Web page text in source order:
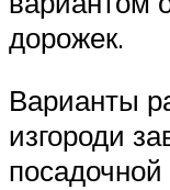
дорожек.
Варианты
изгороди